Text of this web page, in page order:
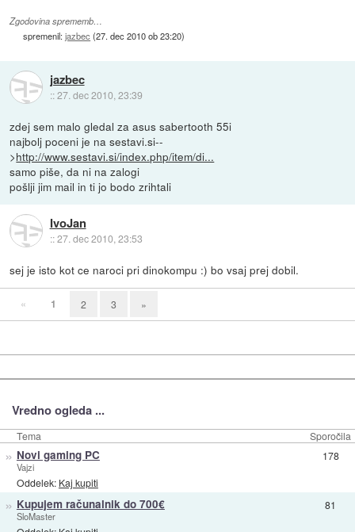
Zgodovina sprememb…
spremenil:jazbec (27. dec 2010 ob 23:20)
jazbec
::27. dec 2010, 23:39
zdej sem malo gledal za asus sabertooth 55i
najbolj poceni je na sestavi.si--
>http://www.sestavi.si/index.php/item/di...
samo piše, da ni na zalogi
pošlji jim mail in ti jo bodo zrihtali
IvoJan
::27. dec 2010, 23:53
sej je isto kot ce naroci pri dinokompu :) bo vsaj prej dobil.
« 1 2 3 »
Vredno ogleda ...
Tema Sporočila
» Novi gaming PC
Vajzi
Oddelek: Kaj kupiti
178
» Kupujem računalnik do 700€
SloMaster
81